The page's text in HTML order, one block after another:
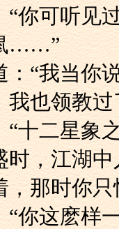
：“你可听
……”
道：“我
我也领教
：“十二星
，江湖
，那时你
：“你这麽